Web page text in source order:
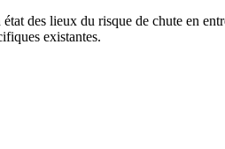
des lieux du risque de chute en
existantes.